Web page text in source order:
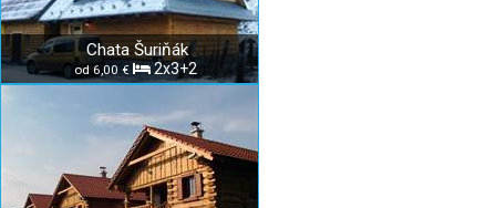
Chata Šuriňák
od 6,00 € 2x3+2